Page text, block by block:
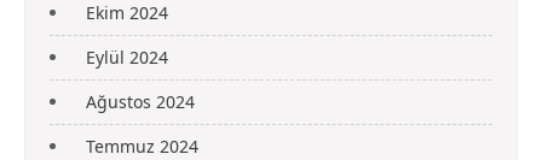
Ekim 2024
Eylül 2024
Ağustos 2024
Temmuz 2024